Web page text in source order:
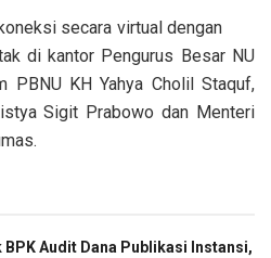
secara virtual dengan
di kantor Pengurus Besar NU
PBNU KH Yahya Cholil Staquf,
Sigit Prabowo dan Menteri
BPK Audit Dana Publikasi Instansi,